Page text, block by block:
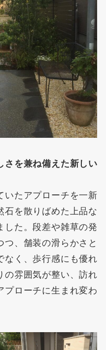
さを兼ね備えた新しい
いたアプローチを一新
石を散りばめた上品な
した。段差や雑草の発
、舗装の滑らかさと
なく、歩行感にも優れ
の雰囲気が整い、訪れ
プローチに生まれ変わ